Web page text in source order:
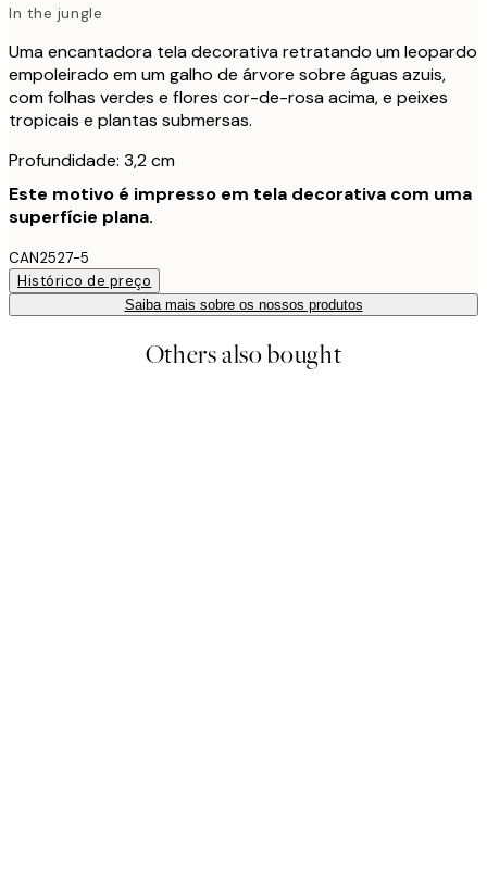
In the jungle
Uma encantadora tela decorativa retratando um leopardo
empoleirado em um galho de árvore sobre águas azuis,
com folhas verdes e flores cor-de-rosa acima, e peixes
tropicais e plantas submersas.
Profundidade: 3,2 cm
Este motivo é impresso em tela decorativa com uma
superfície plana.
CAN2527-5
Histórico de preço
Saiba mais sobre os nossos produtos
Others also bought